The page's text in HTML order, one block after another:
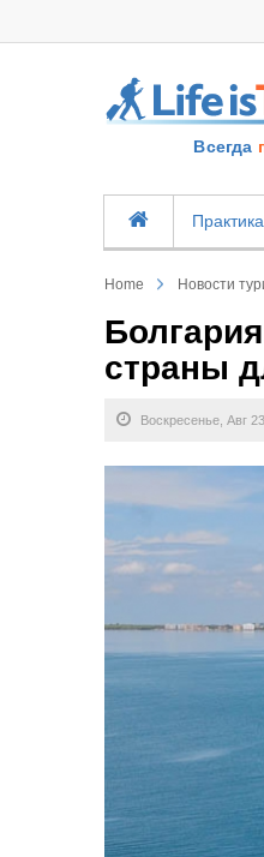
Всегда
Home Новости
страны
Воскресенье, Авг